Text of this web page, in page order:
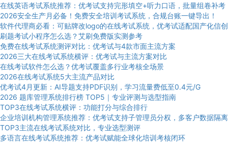
在线英语考试系统推荐：优考试支持完形填空+听力口语，批量组卷补考
2026安全生产月必备！免费安全培训考试系统，合规台账一键导出！
软件代理商必看：可贴牌改logo的在线考试系统，优考试适配国产化信创
刷题考试小程序怎么选？艾刷免费版实测参考
免费在线考试系统测评对比：优考试与4款市面主流方案
2026三大在线考试系统横评：优考试与主流方案对比
在线考试软件怎么选？优考试覆盖多行业考核全场景
2026在线考试系统5大主流产品对比
优考试4月更新：AI导题支持PDF识别，学习流量费低至0.4元/G
2026 题库管理系统排行榜 TOP5｜专业评测与选型指南
TOP3在线考试系统横评：功能打分与综合排行
企业培训机构管理系统推荐：优考试支持子管理员分权，多客户数据隔离
TOP3主流在线考试系统对比，专业选型测评
多语言在线考试系统推荐：优考试赋能全球化培训考核闭环